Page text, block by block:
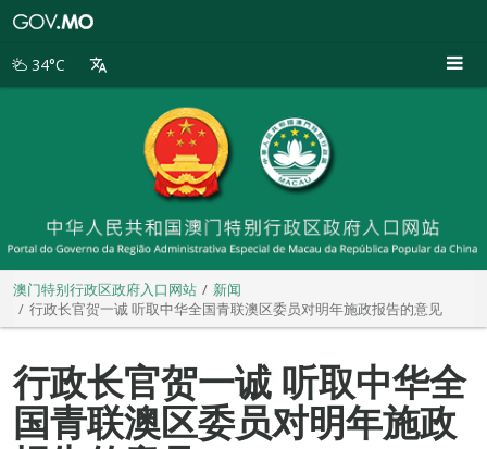
别
34°C
澳门特别行政区政府入口网站
新闻
行政长官贺一诚 听取中华全国青联澳区委员对明年施政报告的意见
行政长官贺一诚 听取中华全
国青联澳区委员对明年施政